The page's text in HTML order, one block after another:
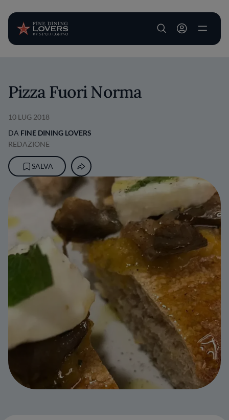
User account
Pizza Fuori Norma
10 LUG 2018
DA FINE DINING LOVERS
REDAZIONE
SALVA